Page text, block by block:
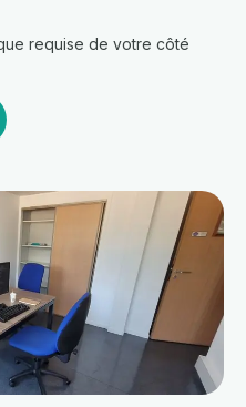
requise de votre côté